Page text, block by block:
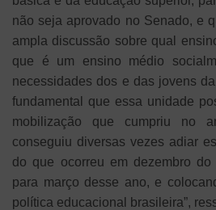
não seja aprovado no Senado, e
ampla discussão sobre qual
que é um ensino médio
necessidades dos e das jovens
fundamental que essa unidade
mobilização que cumpriu no
conseguiu diversas vezes adiar
do que ocorreu em dezembro
para março desse ano, e
política educacional brasileira”,